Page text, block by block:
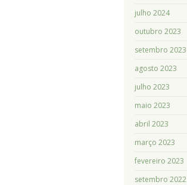
julho 2024
outubro 2023
setembro 2023
agosto 2023
julho 2023
maio 2023
abril 2023
março 2023
fevereiro 2023
setembro 2022